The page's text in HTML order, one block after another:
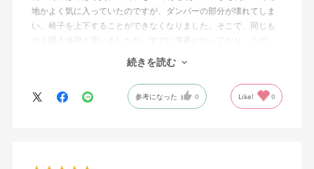
地かよく気に入っていたのですが、ダンパーの部分が壊れてしま
い、椅子を上下することができなくなりました。そこで、同じも
のを購入使用と思いましたが、すでに廃番になっており、この
MonEtを購入しました。やや固めの椅子ですが、使っているうち
になじんでくるのではと思っています。フローリング床で使って
いますが、ややキャスターがよく動きすぎるのが難点でしょう
か。
続きを読む
参考になった 0 Like! 0